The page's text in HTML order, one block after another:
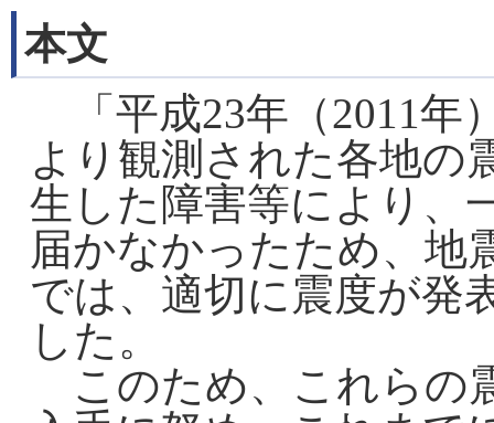
本文
「平成23年（2011年
より観測された各地の
生した障害等により、
届かなかったため、地
では、適切に震度が発
した。
このため、これらの